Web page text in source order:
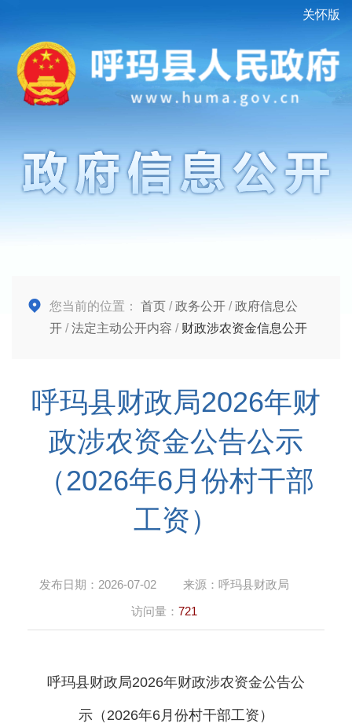
关怀版
您当前的位置： 首页 /政务公开 /政府信息公
开 /法定主动公开内容 / 财政涉农资金信息公开
呼玛县财政局2026年财
政涉农资金公告公示
（2026年6月份村干部
工资）
发布日期： 2026-07-02 来源： 呼玛县财政局
访问量： 721
呼玛县财政局2026年财政涉农资金公告公
示（2026年6月份村干部工资）